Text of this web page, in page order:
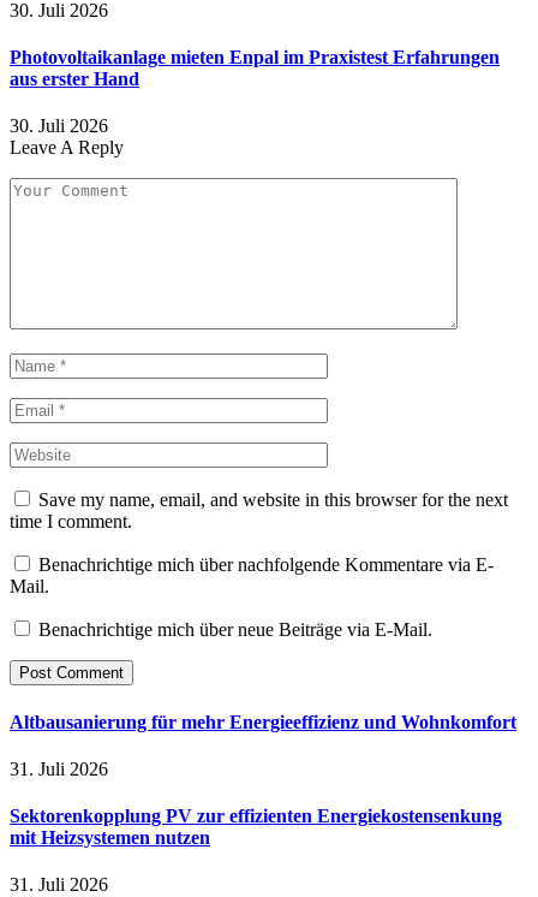
30. Juli 2026
Photovoltaikanlage mieten Enpal im Praxistest Erfahrungen
aus erster Hand
30. Juli 2026
Leave A Reply
Save my name, email, and website in this browser for the next
time I comment.
Benachrichtige mich über nachfolgende Kommentare via E-
Mail.
Benachrichtige mich über neue Beiträge via E-Mail.
Altbausanierung für mehr Energieeffizienz und Wohnkomfort
31. Juli 2026
Sektorenkopplung PV zur effizienten Energiekostensenkung
mit Heizsystemen nutzen
31. Juli 2026